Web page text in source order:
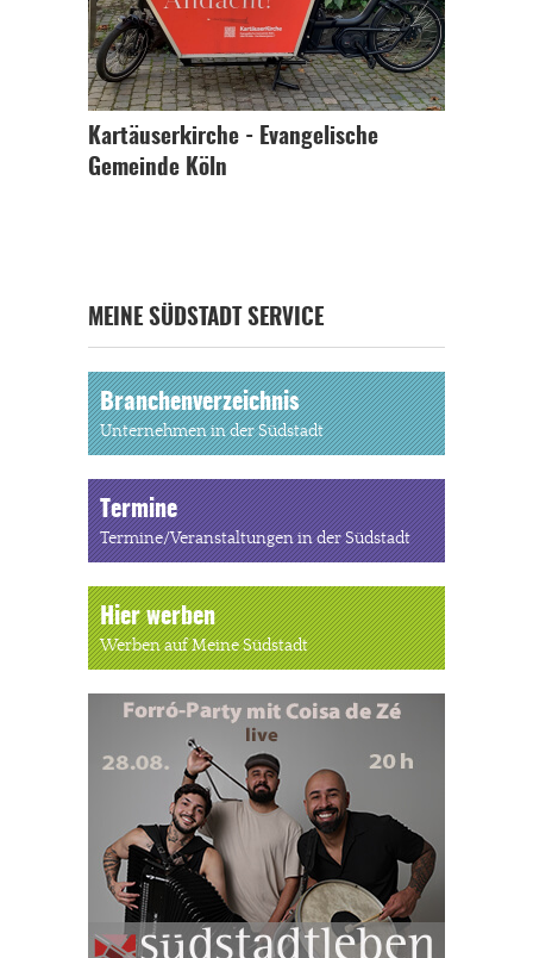
Kartäuserkirche - Evangelische
Gemeinde Köln
MEINE SÜDSTADT SERVICE
Branchenverzeichnis
Unternehmen in der Südstadt
Termine
Termine/Veranstaltungen in der Südstadt
Hier werben
Werben auf Meine Südstadt